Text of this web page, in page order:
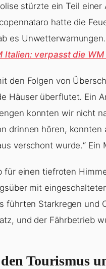
stürzte ein Teil
hatte die
es
Italien: verpasst die
den Folgen von
Häuser überflutet. Ein
konnten wir nicht
drinnen hören,
verschont wurde.“
für einen tiefroten
mit
führten Starkregen und
und der Fährbetrieb
Tourismus